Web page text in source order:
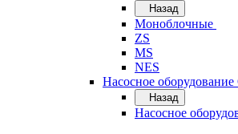
Назад
Моноблочные
ZS
MS
NES
Насосное
Назад
Насосное